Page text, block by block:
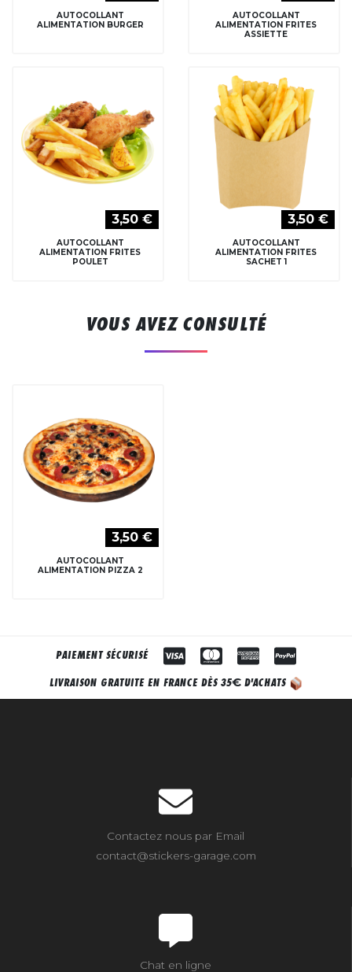
AUTOCOLLANT
ALIMENTATION BURGER
AUTOCOLLANT
ALIMENTATION FRITES
ASSIETTE
3,50 €
AUTOCOLLANT
ALIMENTATION FRITES
POULET
3,50 €
AUTOCOLLANT
ALIMENTATION FRITES
SACHET 1
VOUS AVEZ CONSULTÉ
3,50 €
AUTOCOLLANT
ALIMENTATION PIZZA 2
PAIEMENT SÉCURISÉ
LIVRAISON GRATUITE EN FRANCE DÈS 35€ D'ACHATS
Contactez nous par Email
contact@stickers-garage.com
Chat en ligne